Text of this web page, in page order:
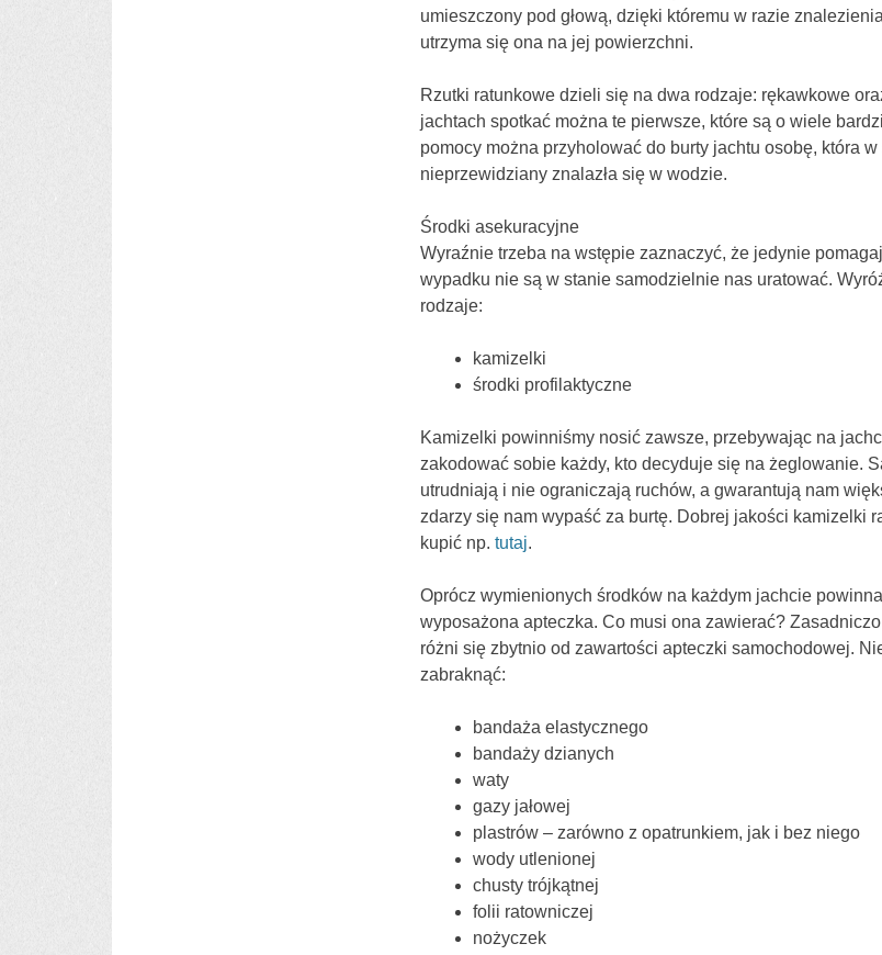
umieszczony pod głową, dzięki któremu w razie
utrzyma się ona na jej powierzchni.
Rzutki ratunkowe dzieli się na dwa rodzaje: rękawkowe
jachtach spotkać można te pierwsze, które są o wiele
pomocy można przyholować do burty jachtu osobę, która
nieprzewidziany znalazła się w wodzie.
Środki asekuracyjne
Wyraźnie trzeba na wstępie zaznaczyć, że jedynie
wypadku nie są w stanie samodzielnie nas uratować.
rodzaje:
kamizelki
środki profilaktyczne
Kamizelki powinniśmy nosić zawsze, przebywając na
zakodować sobie każdy, kto decyduje się na żeglowanie.
utrudniają i nie ograniczają ruchów, a gwarantują nam
zdarzy się nam wypaść za burtę. Dobrej jakości kamizelki
kupić np. tutaj.
Oprócz wymienionych środków na każdym jachcie
wyposażona apteczka. Co musi ona zawierać?
różni się zbytnio od zawartości apteczki samochodowej.
zabraknąć:
bandaża elastycznego
bandaży dzianych
waty
gazy jałowej
plastrów – zarówno z opatrunkiem, jak i bez niego
wody utlenionej
chusty trójkątnej
folii ratowniczej
nożyczek